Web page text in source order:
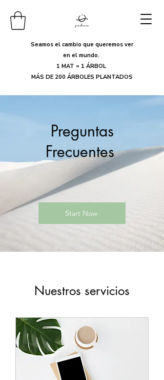
Seamos el cambio que queremos ver
en el mundo.
1 MAT = 1 ÁRBOL
MÁS DE 200 ÁRBOLES PLANTADOS
Preguntas
Frecuentes
Start Now
Nuestros servicios